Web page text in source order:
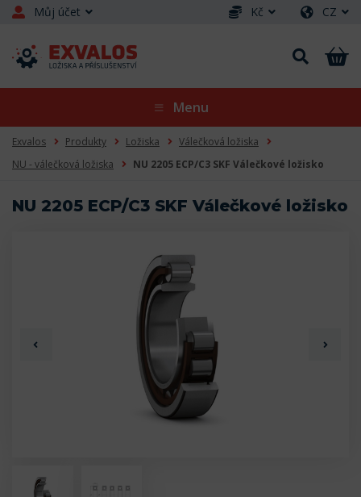
Můj účet Kč CZ
Menu
Exvalos Produkty Ložiska
Válečková ložiska
NU - válečková ložiska
NU 2205 ECP/C3 SKF Válečkové ložisko
NU 2205 ECP/C3 SKF Válečkové ložisko